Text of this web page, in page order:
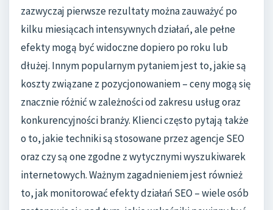
zazwyczaj pierwsze rezultaty można zauważyć po
kilku miesiącach intensywnych działań, ale pełne
efekty mogą być widoczne dopiero po roku lub
dłużej. Innym popularnym pytaniem jest to, jakie są
koszty związane z pozycjonowaniem – ceny mogą się
znacznie różnić w zależności od zakresu usług oraz
konkurencyjności branży. Klienci często pytają także
o to, jakie techniki są stosowane przez agencje SEO
oraz czy są one zgodne z wytycznymi wyszukiwarek
internetowych. Ważnym zagadnieniem jest również
to, jak monitorować efekty działań SEO – wiele osób